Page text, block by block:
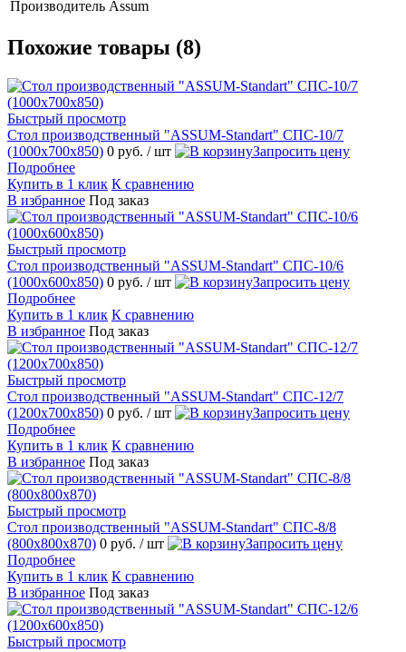
Производитель Assum
Похожие товары (8)
Быстрый просмотр
Стол производственный "ASSUM-Standart" СПС-10/7
(1000х700х850) 0 руб. / шт
Запросить цену
Подробнее
Купить в 1 клик К сравнению
В избранное Под заказ
Быстрый просмотр
Стол производственный "ASSUM-Standart" СПС-10/6
(1000х600х850) 0 руб. / шт
Запросить цену
Подробнее
Купить в 1 клик К сравнению
В избранное Под заказ
Быстрый просмотр
Стол производственный "ASSUM-Standart" СПС-12/7
(1200х700х850) 0 руб. / шт
Запросить цену
Подробнее
Купить в 1 клик К сравнению
В избранное Под заказ
Быстрый просмотр
Стол производственный "ASSUM-Standart" СПС-8/8
(800х800х870) 0 руб. / шт
Запросить цену
Подробнее
Купить в 1 клик К сравнению
В избранное Под заказ
Быстрый просмотр